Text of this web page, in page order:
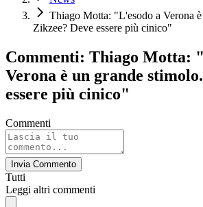
Thiago Motta: "L'esodo a Verona
Zikzee? Deve essere più cinico"
Commenti: Thiago Motta:
Verona è un grande
essere più cinico"
Commenti
Invia Commento
Tutti
Leggi altri commenti